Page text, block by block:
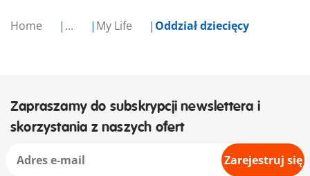
Home ... My Life Oddział dziecięcy
Zapraszamy do subskrypcji newslettera i
skorzystania z naszych ofert
Zarejestruj się